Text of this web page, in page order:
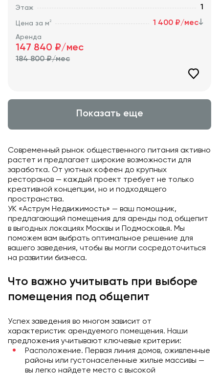
Этаж 1
Цена за м2 1 400 ₽/мес
Аренда
147 840 ₽/мес
184 800₽/мес
Показать еще
Современный рынок общественного питания активно
растет и предлагает широкие возможности для
заработка. От уютных кофеен до крупных
ресторанов — каждый проект требует не только
креативной концепции, но и подходящего
пространства.
УК «Аструм Недвижимость» — ваш помощник,
предлагающий помещения для аренды под общепит
в выгодных локациях Москвы и Подмосковья. Мы
поможем вам выбрать оптимальное решение для
вашего заведения, чтобы вы могли сосредоточиться
на развитии бизнеса.
Что важно учитывать при выборе
помещения под общепит
Успех заведения во многом зависит от
характеристик арендуемого помещения. Наши
предложения учитывают ключевые критерии:
Расположение. Первая линия домов, оживленные
районы или густонаселенные жилые массивы —
вы легко найдете место с высокой